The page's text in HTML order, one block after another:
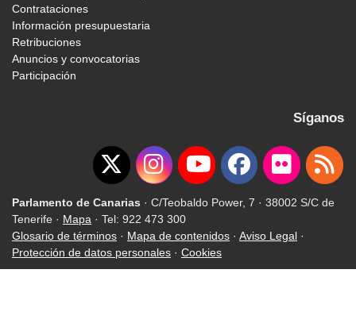
Contrataciones
Información presupuestaria
Retribuciones
Anuncios y convocatorias
Participación
Síganos
Parlamento de Canarias · C/Teobaldo Power, 7 · 38002 S/C de
Tenerife · Mapa · Tel: 922 473 300
Glosario de términos · Mapa de contenidos · Aviso Legal ·
Protección de datos personales · Cookies